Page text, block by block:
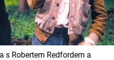
s Robertem Redfordem a